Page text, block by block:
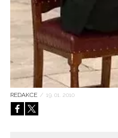
REDAKCE / 19. 01. 2010